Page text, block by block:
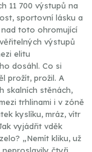
11 700 výstupů na
sportovní lásku a
nad toto ohromující
výstupů
elitu
dosáhl. Co si
prožít, prožil. A
skalních stěnách,
trhlinami i v zóně
kyslíku, mráz, vítr
vyjádřit vděk
„Nemít kliku, už